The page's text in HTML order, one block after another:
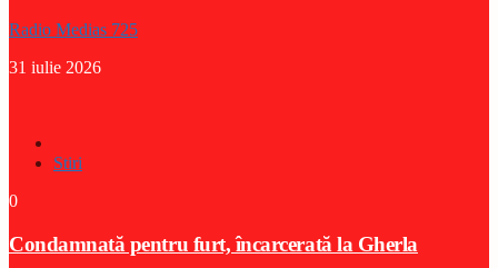
Radio Medias 725
31 iulie 2026
Stiri
0
Condamnată pentru furt, încarcerată la Gherla